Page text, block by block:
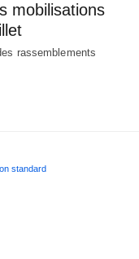
mobilisations
rassemblements
standard